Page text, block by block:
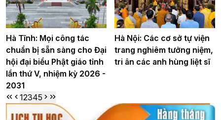
Hà Tĩnh: Mọi công tác
chuẩn bị sẵn sàng cho Đại
hội đại biểu Phật giáo tỉnh
lần thứ V, nhiệm kỳ 2026 -
2031
Hà Nội: Các cơ sở tự viện
trang nghiêm tưởng niệm,
tri ân các anh hùng liệt sĩ
12345